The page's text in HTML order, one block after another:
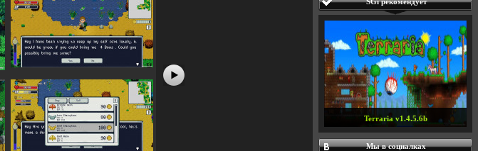
Terraria v1.4.5.6b
Мы в социалках